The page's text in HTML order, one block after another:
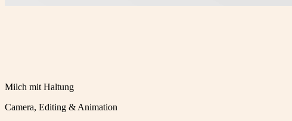
Milch mit Haltung
Camera, Editing & Animation